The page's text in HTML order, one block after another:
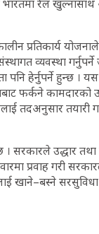
भारतमा रेल
प्रतिकार्य
व्यवस्था
हेर्नुपर्ने हुन्छ ।
फर्कने कामदारको
तदअनुसार तयारी
सरकारले उद्धार
प्रवाह गरी
सरसुविधा